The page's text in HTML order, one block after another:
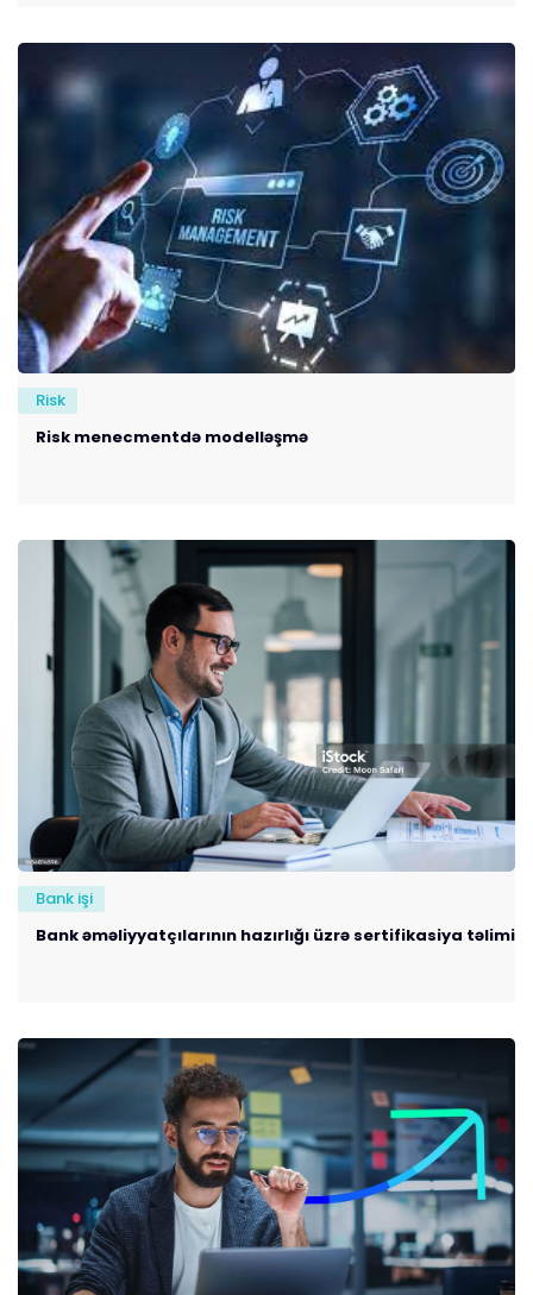
Risk
Risk menecmentdə modelləşmə
Bank işi
Bank əməliyyatçılarının hazırlığı üzrə sertifikasiya təlimi